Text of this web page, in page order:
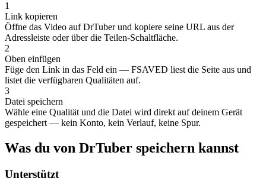
1
Link kopieren
Öffne das Video auf DrTuber und kopiere seine URL aus der
Adressleiste oder über die Teilen-Schaltfläche.
2
Oben einfügen
Füge den Link in das Feld ein — FSAVED liest die Seite aus und
listet die verfügbaren Qualitäten auf.
3
Datei speichern
Wähle eine Qualität und die Datei wird direkt auf deinem Gerät
gespeichert — kein Konto, kein Verlauf, keine Spur.
Was du von DrTuber speichern kannst
Unterstützt